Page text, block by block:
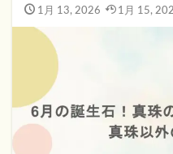
1月 13, 2026 1月 15,